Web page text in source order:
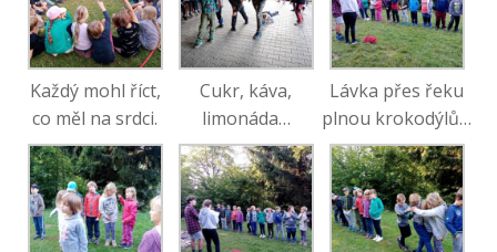
Každý mohl říct,
co měl na srdci.
Cukr, káva,
limonáda…
Lávka přes řeku
plnou krokodýlů…